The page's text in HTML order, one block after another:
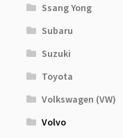
Ssang Yong
Subaru
Suzuki
Toyota
Volkswagen (VW)
Volvo